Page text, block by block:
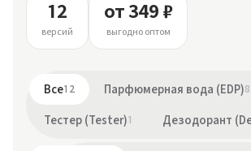
12
версий
от 349 ₽
выгодно оптом
Все12 Парфюмерная вода (EDP)8
Тестер (Tester)1 Дезодорант